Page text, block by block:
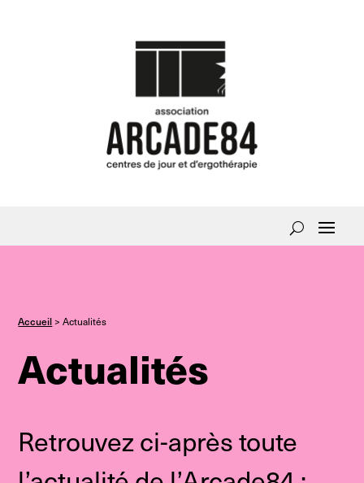
Accueil>Actualités
Actualités
Retrouvez ci-après toute